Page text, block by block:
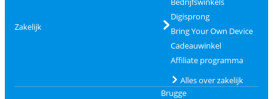
Zakelijk
Digisprong
Bring Your Own Device
Cadeauwinkel
Affiliate programma
Alles over zakelijk
Brugge